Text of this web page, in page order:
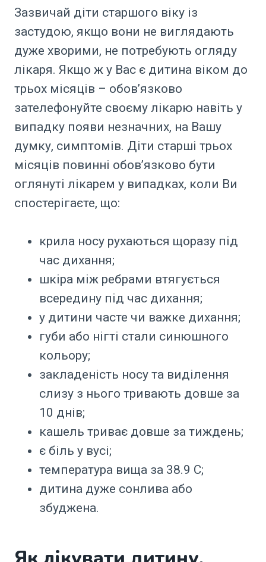
Зазвичай діти старшого віку із
застудою, якщо вони не виглядають
дуже хворими, не потребують огляду
лікаря. Якщо ж у Вас є дитина віком до
трьох місяців – обов’язково
зателефонуйте своєму лікарю навіть у
випадку появи незначних, на Вашу
думку, симптомів. Діти старші трьох
місяців повинні обов’язково бути
оглянуті лікарем у випадках, коли Ви
спостерігаєте, що:
крила носу рухаються щоразу під
час дихання;
шкіра між ребрами втягується
всередину під час дихання;
у дитини часте чи важке дихання;
губи або нігті стали синюшного
кольору;
закладеність носу та виділення
слизу з нього тривають довше за
10 днів;
кашель триває довше за тиждень;
є біль у вусі;
температура вища за 38.9 C;
дитина дуже сонлива або
збуджена.